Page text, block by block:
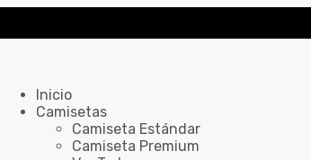
Inicio
Camisetas
Camiseta Estándar
Camiseta Premium